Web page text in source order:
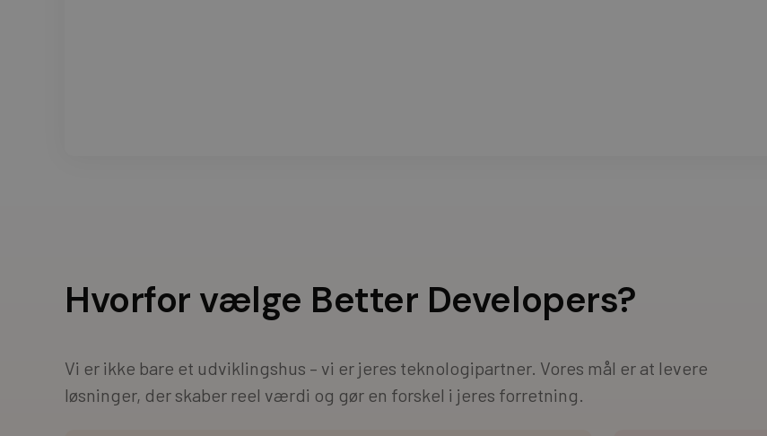
Hvorfor vælge Better Developers?
Vi er ikke bare et udviklingshus – vi er jeres teknologipartner. Vores mål er at levere
løsninger, der skaber reel værdi og gør en forskel i jeres forretning.